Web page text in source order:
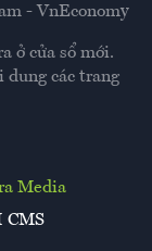
Media
CMS
- VnEconomy
ở cửa sổ mới.
dung các trang